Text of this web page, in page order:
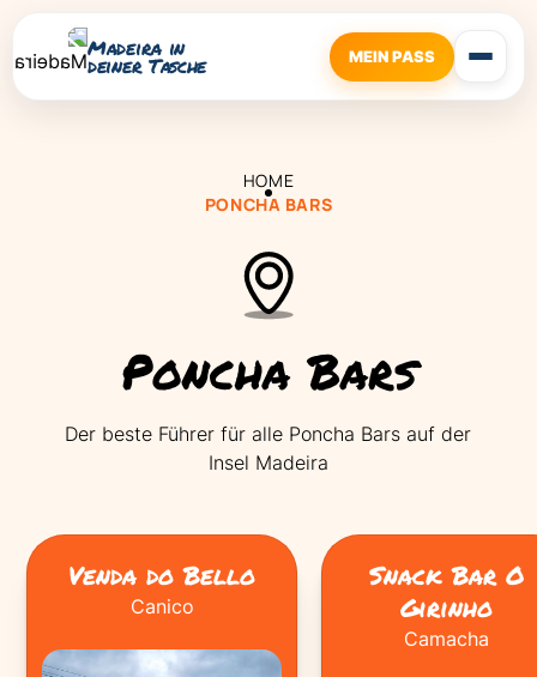
Madeira in
deiner Tasche MEIN PASS
HOME
PONCHA BARS
Poncha Bars
Der beste Führer für alle Poncha Bars auf der
Insel Madeira
Venda do Bello
Canico
Snack Bar O
Girinho
Camacha